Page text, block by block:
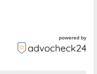
powered by